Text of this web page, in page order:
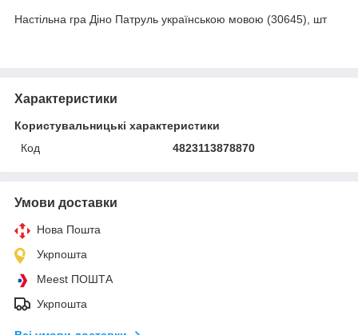
Настільна гра Діно Патруль українською мовою (30645), шт
Характеристики
Користувальницькі характеристики
Код
4823113878870
Умови доставки
Нова Пошта
Укрпошта
Meest ПОШТА
Укрпошта